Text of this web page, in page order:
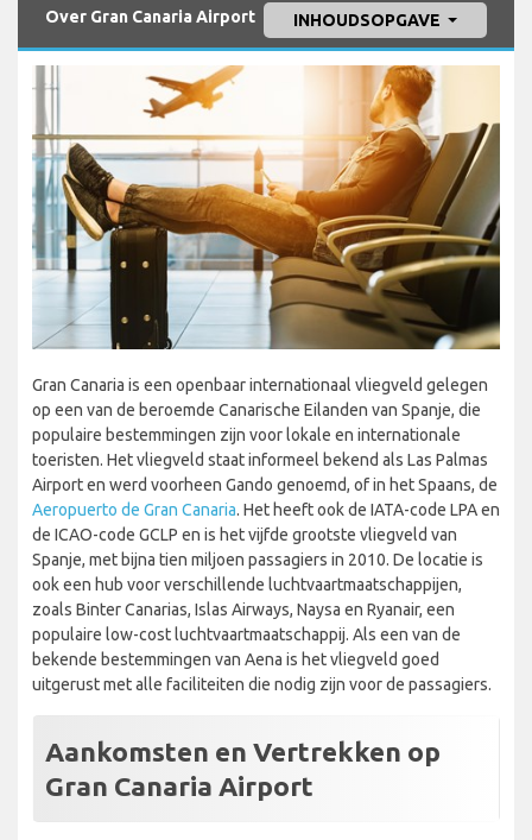
Over Gran Canaria Airport INHOUDSOPGAVE
Gran Canaria is een openbaar internationaal vliegveld gelegen
op een van de beroemde Canarische Eilanden van Spanje, die
populaire bestemmingen zijn voor lokale en internationale
toeristen. Het vliegveld staat informeel bekend als Las Palmas
Airport en werd voorheen Gando genoemd, of in het Spaans, de
Aeropuerto de Gran Canaria. Het heeft ook de IATA-code LPA en
de ICAO-code GCLP en is het vijfde grootste vliegveld van
Spanje, met bijna tien miljoen passagiers in 2010. De locatie is
ook een hub voor verschillende luchtvaartmaatschappijen,
zoals Binter Canarias, Islas Airways, Naysa en Ryanair, een
populaire low-cost luchtvaartmaatschappij. Als een van de
bekende bestemmingen van Aena is het vliegveld goed
uitgerust met alle faciliteiten die nodig zijn voor de passagiers.
Aankomsten en Vertrekken op
Gran Canaria Airport